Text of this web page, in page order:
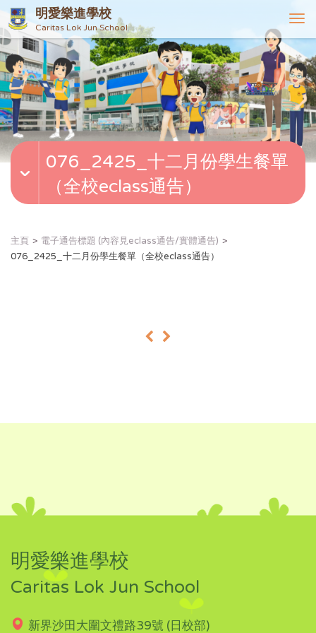
明愛樂進學校
Caritas Lok Jun School
T
o
g
g
l
e
n
v
076_2425_十二月份學生餐單
（全校eclass通告）
主頁
電子通告標題 (內容見eclass通告/實體通告)
076_2425_十二月份學生餐單（全校eclass通告）
« »
明愛樂進學校
Caritas Lok Jun School
新界沙田大圍文禮路39號 (日校部)